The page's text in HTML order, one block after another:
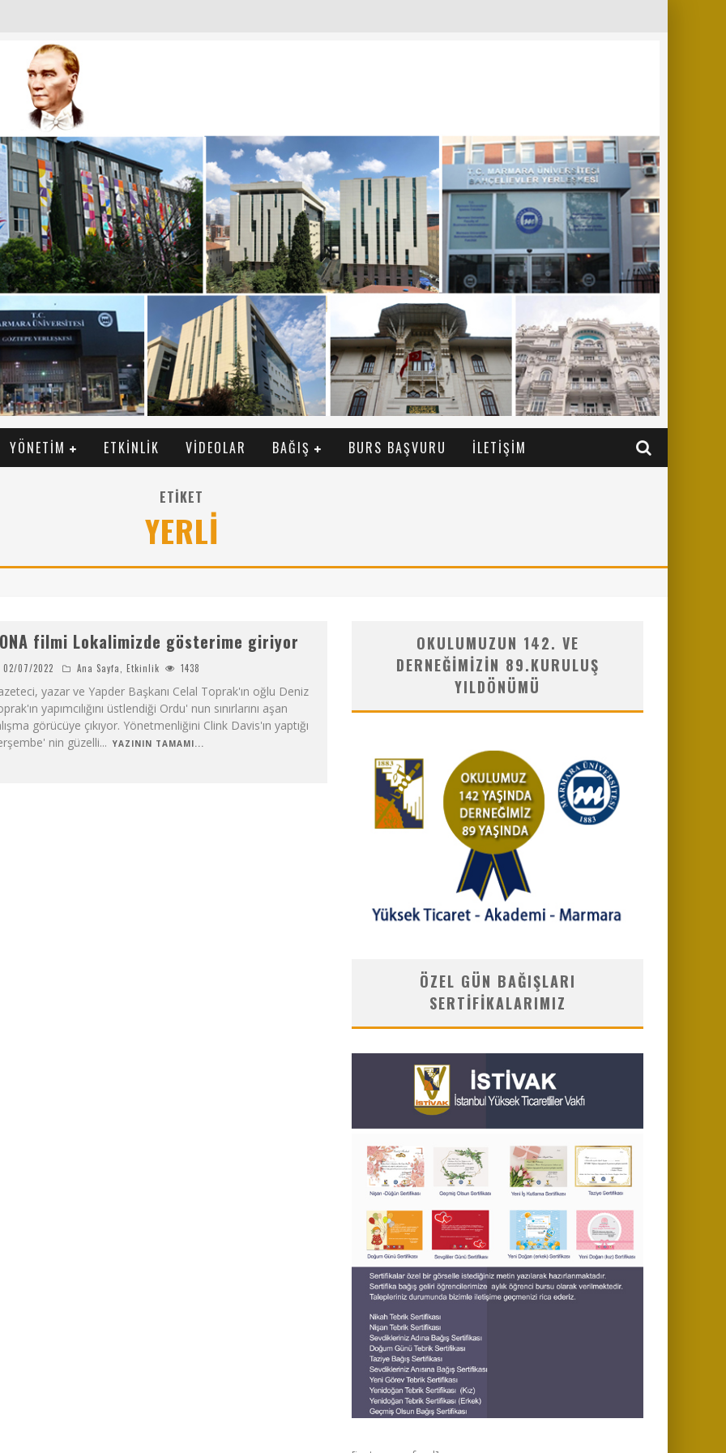
KARELER
EMIN OKUR’A NEZAKET ZIYARETI
YÖNETIM ETKINLIK VIDEOLAR BAĞIŞ BURS BAŞVURU İLETIŞIM
ETIKET
YERLI
filmi Lokalimizde gösterime giriyor
02/07/2022 Ana Sayfa Etkinlik 1438
yazar ve Yapder Başkanı Celal Toprak'ın oğlu Deniz
yapımcılığını üstlendiği Ordu' nun sınırlarını aşan
görücüye çıkıyor. Yönetmenliğini Clink Davis'ın yaptığı
nin güzelli... YAZININ TAMAMI...
OKULUMUZUN 142. VE
DERNEĞIMIZIN 89.KURULUŞ
YILDÖNÜMÜ
ÖZEL GÜN BAĞIŞLARI
SERTIFIKALARIMIZ